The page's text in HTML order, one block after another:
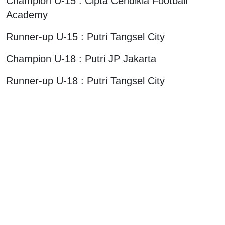
Academy
Runner-up U-15 : Putri Tangsel City
Champion U-18 : Putri JP Jakarta
Runner-up U-18 : Putri Tangsel City